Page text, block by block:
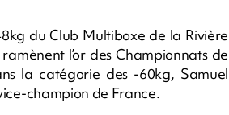
du Club Multiboxe de la Rivière
l’or des Championnats de
la catégorie des -60kg, Samuel
champion de France.